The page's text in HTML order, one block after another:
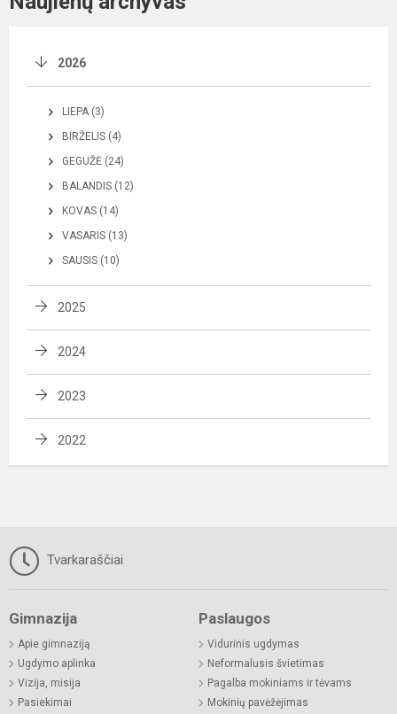
2026
LIEPA (3)
BIRŽELIS (4)
GEGUŽĖ (24)
BALANDIS (12)
KOVAS (14)
VASARIS (13)
SAUSIS (10)
2025
2024
2023
2022
Tvarkaraščiai
Gimnazija
Apie gimnaziją
Ugdymo aplinka
Vizija, misija
Pasiekimai
Paslaugos
Vidurinis ugdymas
Neformalusis švietimas
Pagalba mokiniams ir tėvams
Mokinių pavėžėjimas